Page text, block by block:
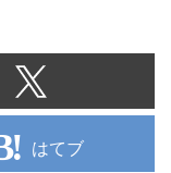
はてブ